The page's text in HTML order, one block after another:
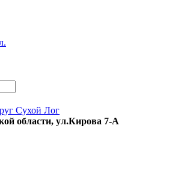
Сухой Лог
области, ул.Кирова 7-А